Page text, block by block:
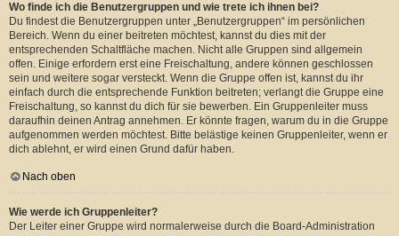
Wo finde ich die Benutzergruppen und wie trete ich ihnen bei?
Du findest die Benutzergruppen unter „Benutzergruppen“ im persönlichen
Bereich. Wenn du einer beitreten möchtest, kannst du dies mit der
entsprechenden Schaltfläche machen. Nicht alle Gruppen sind allgemein
offen. Einige erfordern erst eine Freischaltung, andere können geschlossen
sein und weitere sogar versteckt. Wenn die Gruppe offen ist, kannst du ihr
einfach durch die entsprechende Funktion beitreten; verlangt die Gruppe eine
Freischaltung, so kannst du dich für sie bewerben. Ein Gruppenleiter muss
daraufhin deinen Antrag annehmen. Er könnte fragen, warum du in die Gruppe
aufgenommen werden möchtest. Bitte belästige keinen Gruppenleiter, wenn er
dich ablehnt, er wird einen Grund dafür haben.
Nach oben
Wie werde ich Gruppenleiter?
Der Leiter einer Gruppe wird normalerweise durch die Board-Administration